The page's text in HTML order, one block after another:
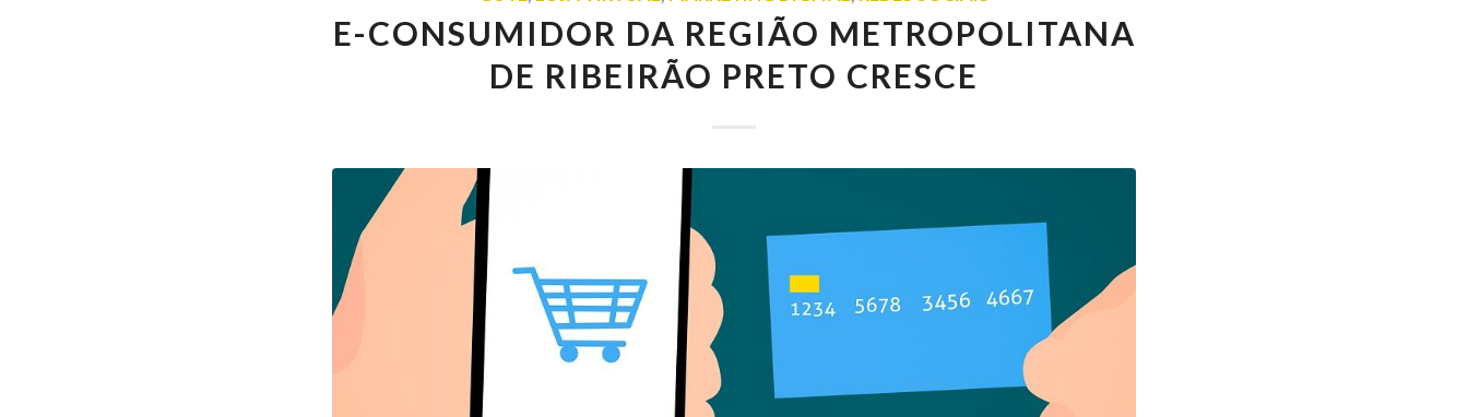
E-CONSUMIDOR DA REGIÃO METROPOLITANA
DE RIBEIRÃO PRETO CRESCE